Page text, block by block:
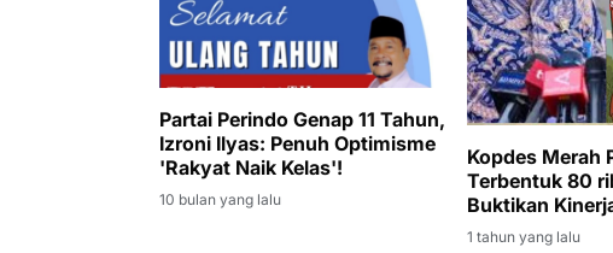
Partai Perindo Genap 11 Tahun,
Izroni Ilyas: Penuh Optimisme
'Rakyat Naik Kelas'!
10 bulan yang lalu
Kopdes Merah
Terbentuk 80
Buktikan
1 tahun yang lalu